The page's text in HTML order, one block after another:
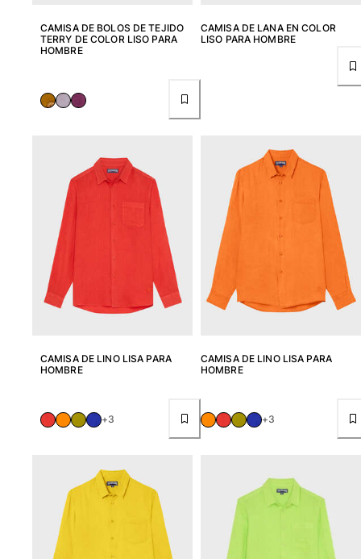
CAMISA DE BOLOS DE TEJIDO
TERRY DE COLOR LISO PARA
HOMBRE
CAMISA DE LANA EN COLOR
LISO PARA HOMBRE
CAMISA DE LINO LISA PARA
HOMBRE
+3
CAMISA DE LINO LISA PARA
HOMBRE
+3